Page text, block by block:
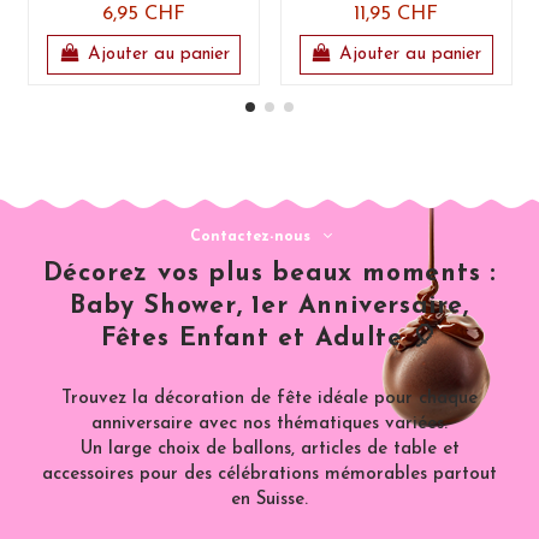
6,95 CHF
Ajouter au panier
11,95 CHF
Ajouter au panier
Contactez-nous
Décorez vos plus beaux moments :
Baby Shower, 1er Anniversaire,
Fêtes Enfant et Adulte 🎈
Trouvez la décoration de fête idéale pour chaque
anniversaire avec nos thématiques variées.
Un large choix de ballons, articles de table et
accessoires pour des célébrations mémorables partout
en Suisse.